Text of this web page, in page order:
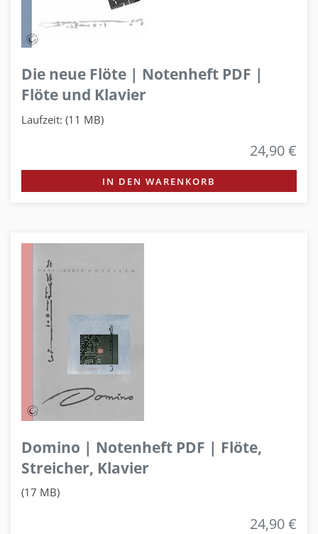
Die neue Flöte | Notenheft PDF |
Flöte und Klavier
Laufzeit: (11 MB)
24,90 €
IN DEN WARENKORB
Domino | Notenheft PDF | Flöte,
Streicher, Klavier
(17 MB)
24,90 €